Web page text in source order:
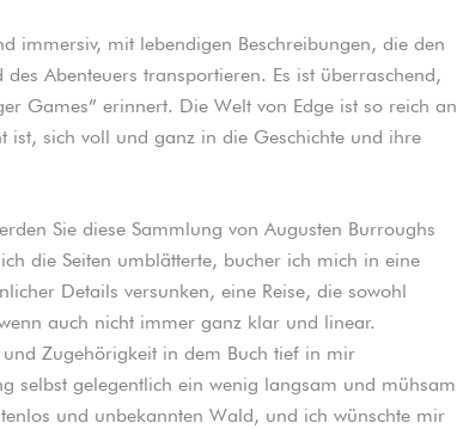
immersiv, mit lebendigen Beschreibungen, die den
Abenteuers transportieren. Es ist überraschend,
Games” erinnert. Die Welt von Edge ist so reich an
ist, sich voll und ganz in die Geschichte und ihre
Sie diese Sammlung von Augusten Burroughs
die Seiten umblätterte, bucher ich mich in eine
Details versunken, eine Reise, die sowohl
auch nicht immer ganz klar und linear.
Zugehörigkeit in dem Buch tief in mir
selbst gelegentlich ein wenig langsam und mühsam
und unbekannten Wald, und ich wünschte mir